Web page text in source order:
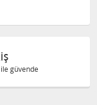
güvende